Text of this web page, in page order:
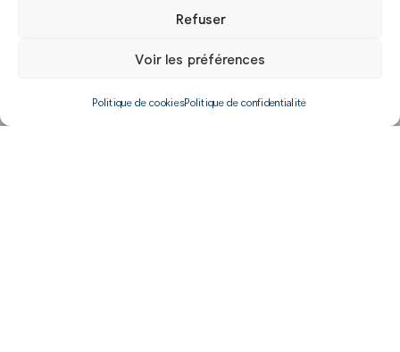
Refuser
Voir les préférences
Politique de cookiesPolitique de confidentialité